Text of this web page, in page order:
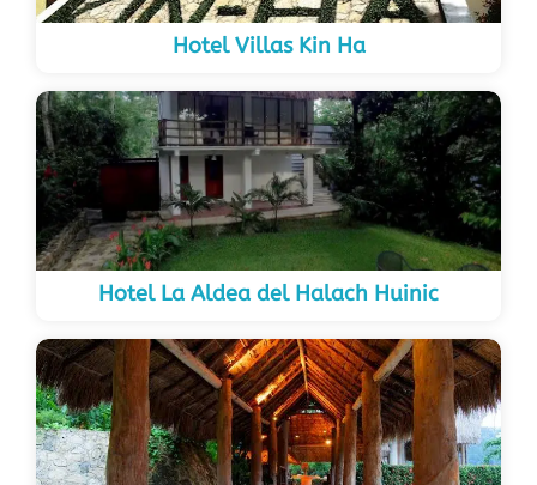
Hotel Villas Kin Ha
Hotel La Aldea del Halach Huinic